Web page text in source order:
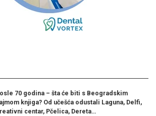
70 godina – šta će biti s Beogradskim
knjiga? Od učešća odustali Laguna, Delfi,
centar, Pčelica, Dereta…